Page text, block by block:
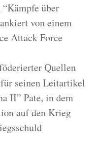
über
von einem
Attack Force
Quellen
für seinen Leitartikel
II” Pate, in dem
auf den Krieg